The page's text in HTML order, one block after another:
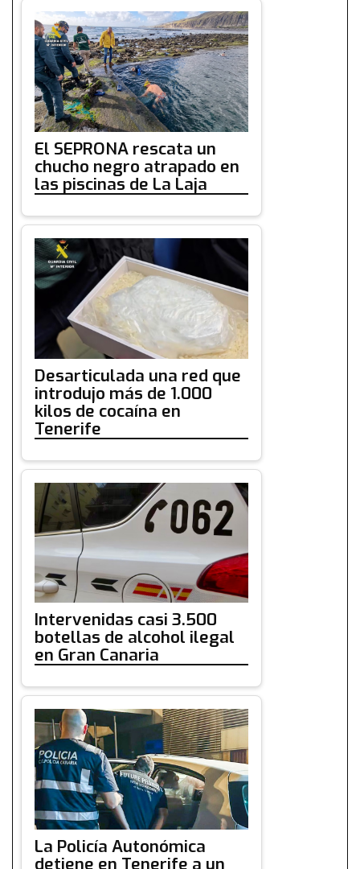
El SEPRONA rescata un
chucho negro atrapado en
las piscinas de La Laja
Desarticulada una red que
introdujo más de 1.000
kilos de cocaína en
Tenerife
Intervenidas casi 3.500
botellas de alcohol ilegal
en Gran Canaria
La Policía Autonómica
detiene en Tenerife a un